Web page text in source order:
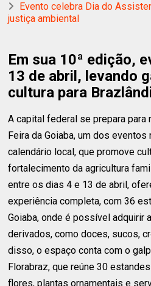
Evento celebra Dia do
justiça ambiental
Em sua 10ª edição,
13 de abril, levando
cultura para
A capital federal se prepara para
Feira da Goiaba, um dos
calendário local, que promove
fortalecimento da agricultura
entre os dias 4 e 13 de abril,
experiência completa, com 36
Goiaba, onde é possível adquirir
derivados, como doces, sucos,
disso, o espaço conta com o
Florabraz, que reúne 30
flores, plantas ornamentais e